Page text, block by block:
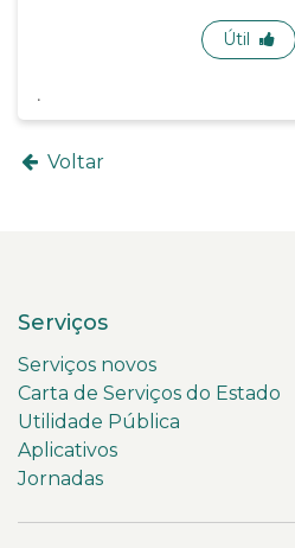
Útil
Voltar
Serviços
Serviços novos
Carta de Serviços do Estado
Utilidade Pública
Aplicativos
Jornadas